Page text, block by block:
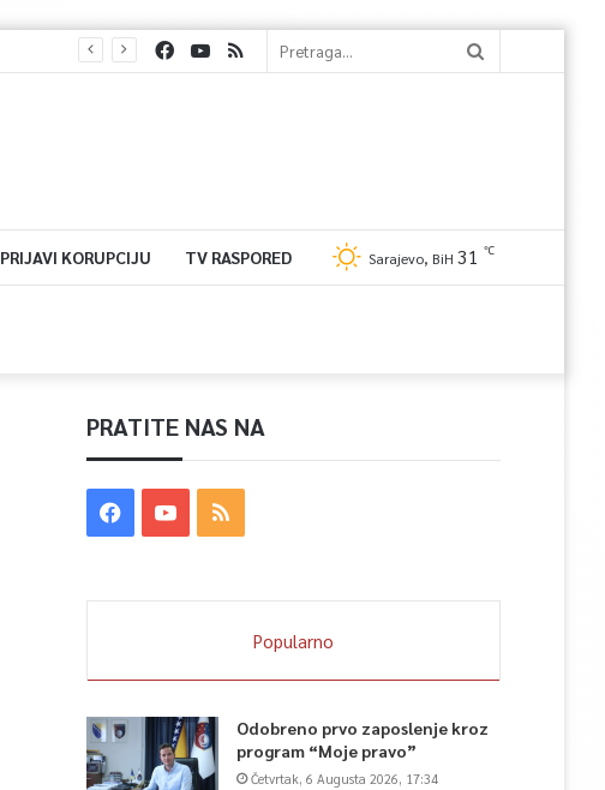
PRIJAVI KORUPCIJU TV RASPORED Sarajevo, BiH 31 ℃
PRATITE NAS NA
Popularno
Odobreno prvo zaposlenje kroz
program “Moje pravo”
Četvrtak, 6 Augusta 2026, 17:34